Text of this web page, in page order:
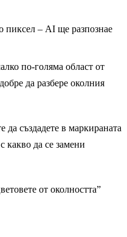
пиксел – AI ще разпознае
по-голяма област от
да разбере околния
да създадете в маркираната
какво да се замени
от околността”